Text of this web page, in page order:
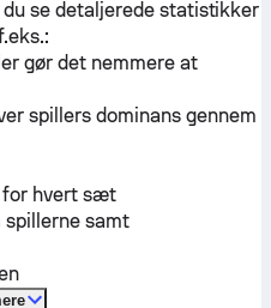
se detaljerede statistikker
gør det nemmere at
spillers dominans gennem
for hvert sæt
spillerne samt